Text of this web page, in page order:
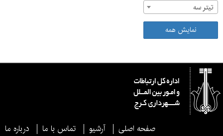
تیتر سه
نمایش همه
صفحه اصلی آرشیو تماس با ما درباره ما